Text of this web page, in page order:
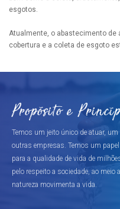
esgotos.
Atualmente, o abastecimento de
cobertura e a coleta de esgoto
Propósito e
Temos um jeito único de atuar,
outras empresas. Temos um
para a qualidade de vida de
pelo respeito a sociedade, ao
natureza movimenta a vida.